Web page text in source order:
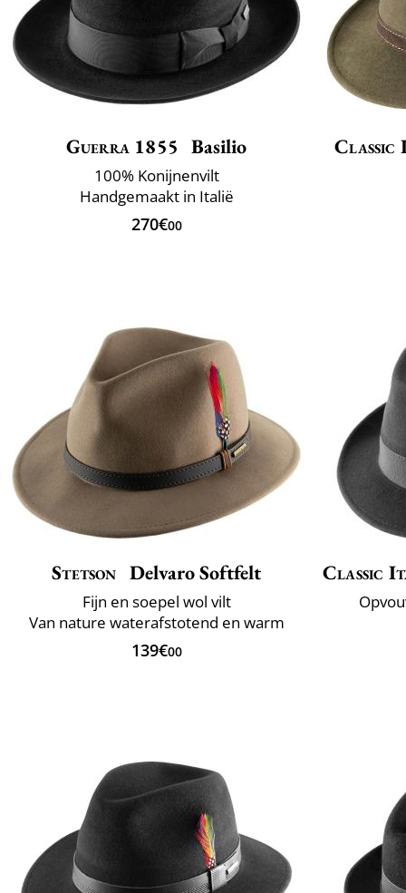
Guerra 1855 Basilio
100% Konijnenvilt
Handgemaakt in Italië
270€00
Classic
Stetson Delvaro Softfelt
Fijn en soepel wol vilt
Van nature waterafstotend en warm
139€00
Classic